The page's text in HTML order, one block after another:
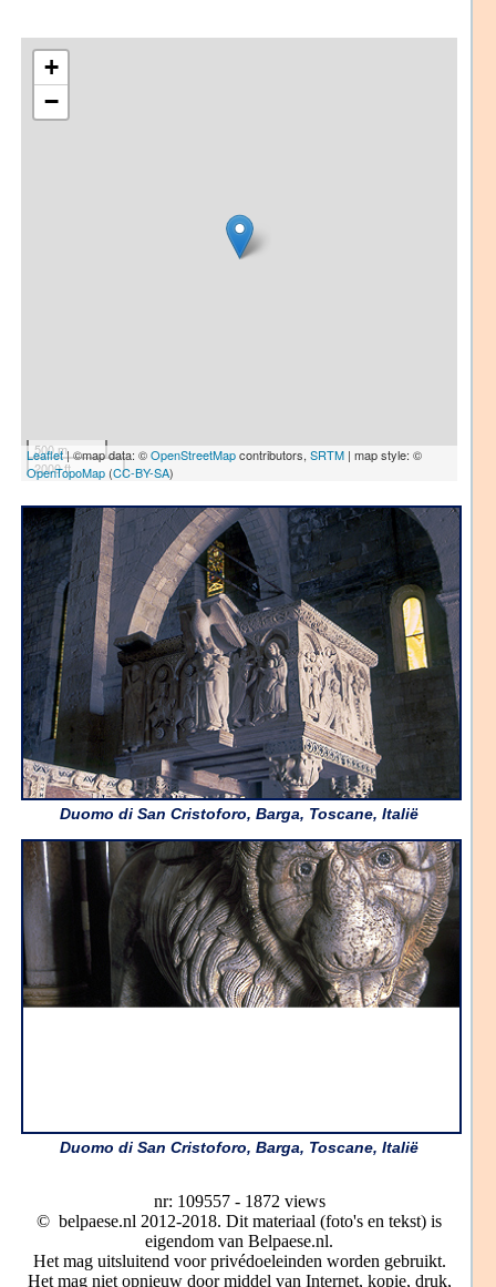
+
−
500 m
2000 ft
Leaflet| ©map data: ©OpenStreetMapcontributors, SRTM | map style: ©
OpenTopoMap (CC-BY-SA)
Duomo di San Cristoforo, Barga, Toscane, Italië
Duomo di San Cristoforo, Barga, Toscane, Italië
nr: 109557 - 1872 views
© belpaese.nl 2012-2018. Dit materiaal (foto's en tekst) is
eigendom van Belpaese.nl.
Het mag uitsluitend voor privédoeleinden worden gebruikt.
Het mag niet opnieuw door middel van Internet, kopie, druk,